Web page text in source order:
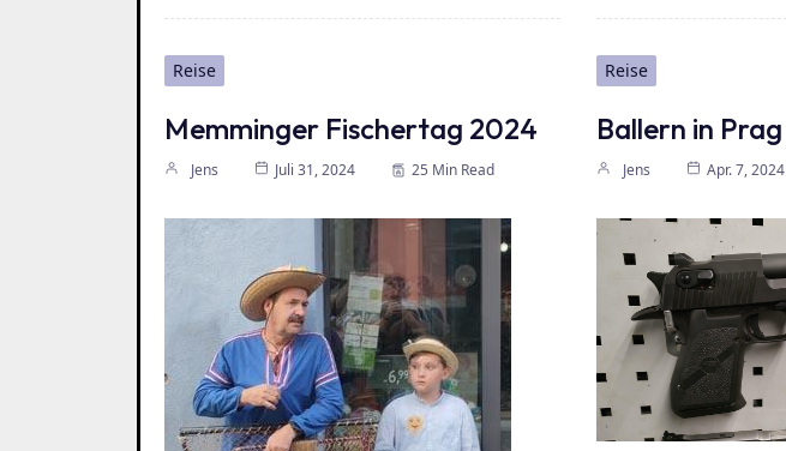
Reise
Memminger Fischertag 2024
Jens Juli 31, 2024 25 Min Read
Reise
Ballern in Prag
Jens Apr. 7, 2024